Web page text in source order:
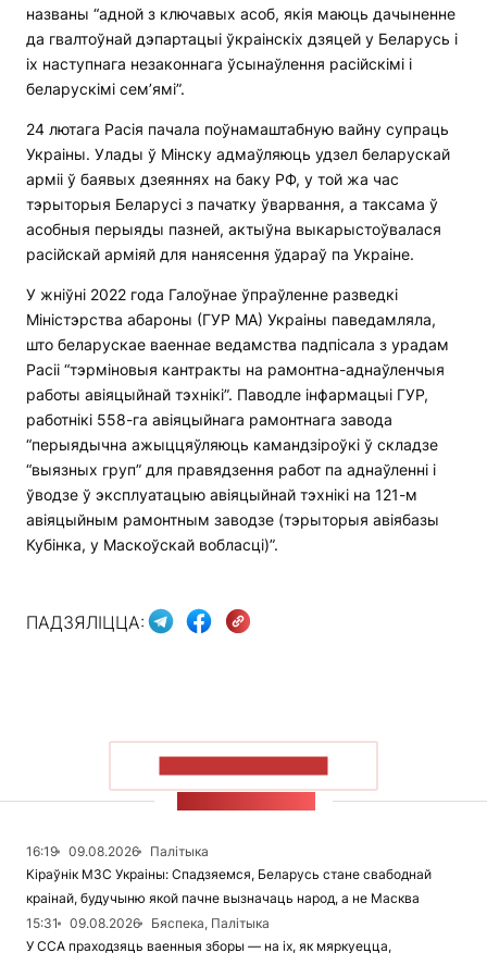
названы “адной з ключавых асоб, якія маюць дачыненне
да гвалтоўнай дэпартацыі ўкраінскіх дзяцей у Беларусь і
іх наступнага незаконнага ўсынаўлення расійскімі і
беларускімі сем’ямі”.
24 лютага Расія пачала поўнамаштабную вайну супраць
Украіны. Улады ў Мінску адмаўляюць удзел беларускай
арміі ў баявых дзеяннях на баку РФ, у той жа час
тэрыторыя Беларусі з пачатку ўварвання, а таксама ў
асобныя перыяды пазней, актыўна выкарыстоўвалася
расійскай арміяй для нанясення ўдараў па Украіне.
У жніўні 2022 года Галоўнае ўпраўленне разведкі
Міністэрства абароны (ГУР МА) Украіны паведамляла,
што беларускае ваеннае ведамства падпісала з урадам
Расіі “тэрміновыя кантракты на рамонтна-аднаўленчыя
работы авіяцыйнай тэхнікі”. Паводле інфармацыі ГУР,
работнікі 558-га авіяцыйнага рамонтнага завода
“перыядычна ажыццяўляюць камандзіроўкі ў складзе
“выязных груп” для правядзення работ па аднаўленні і
ўводзе ў эксплуатацыю авіяцыйнай тэхнікі на 121-м
авіяцыйным рамонтным заводзе (тэрыторыя авіябазы
Кубінка, у Маскоўскай вобласці)”.
ПАДЗЯЛІЦЦА:
16:19 09.08.2026
Палітыка
Кіраўнік МЗС Украіны: Спадзяемся, Беларусь стане свабоднай
краінай, будучыню якой пачне вызначаць народ, а не Масква
15:31
09.08.2026
Бяспека, Палітыка
У ССА праходзяць ваенныя зборы — на іх, як мяркуецца,